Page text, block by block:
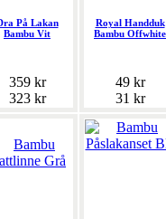
På Lakan
Bambu Vit
359 kr
323 kr
Royal Handduk
Bambu Offwhite
49 kr
31 kr